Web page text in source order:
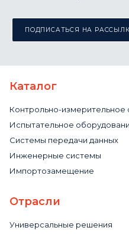
ПОДПИСАТЬСЯ НА
Каталог
Контрольно-измерительное
Испытательное
Системы передачи данных
Инженерные системы
Импортозамещение
Отрасли
Универсальные решения